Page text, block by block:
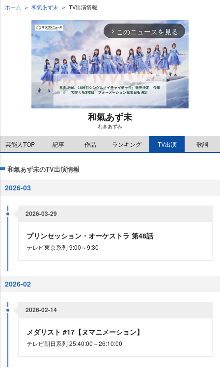
ホーム 和氣あず未 TV出演情報
arrow_forward_ios このニュースを見る
M
u
t
和氣あず未
わきあずみ
芸能人TOP 記事 作品 ランキング TV出演 歌詞
和氣あず未のTV出演情報
2026-03
2026-03-29
プリンセッション・オーケストラ 第48話
テレビ東京系列 9:00～9:30
2026-02
2026-02-14
メダリスト #17【ヌマニメーション】
テレビ朝日系列 25:40:00～26:10:00